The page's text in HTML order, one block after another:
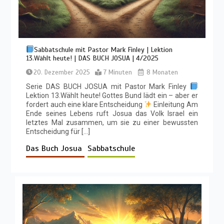
Sabbatschule mit Pastor Mark Finley | Lektion
13.Wählt heute! | DAS BUCH JOSUA | 4/2025
20. Dezember 2025 7 Minuten
8 Monaten
Serie DAS BUCH JOSUA mit Pastor Mark Finley
Lektion 13.Wählt heute! Gottes Bund lädt ein – aber er
fordert auch eine klare Entscheidung
Einleitung Am
Ende seines Lebens ruft Josua das Volk Israel ein
letztes Mal zusammen, um sie zu einer bewussten
Entscheidung für […]
Das Buch Josua Sabbatschule